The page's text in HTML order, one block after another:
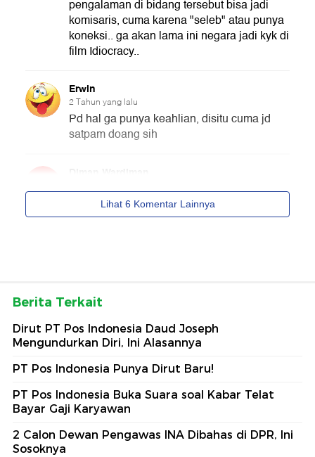
Berita Terkait
Dirut PT Pos Indonesia Daud Joseph
Mengundurkan Diri, Ini Alasannya
PT Pos Indonesia Punya Dirut Baru!
PT Pos Indonesia Buka Suara soal Kabar Telat
Bayar Gaji Karyawan
2 Calon Dewan Pengawas INA Dibahas di DPR, Ini
Sosoknya